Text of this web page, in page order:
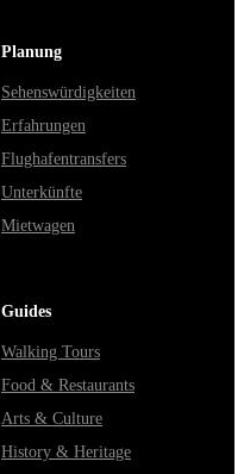
Planung
Sehenswürdigkeiten
Erfahrungen
Flughafentransfers
Unterkünfte
Mietwagen
Guides
Walking Tours
Food & Restaurants
Arts & Culture
History & Heritage